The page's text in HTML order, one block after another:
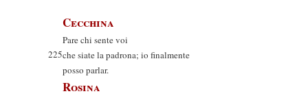
Cecchina
Pare chi sente voi
225che siate la padrona; io finalmente
posso parlar.
Rosina